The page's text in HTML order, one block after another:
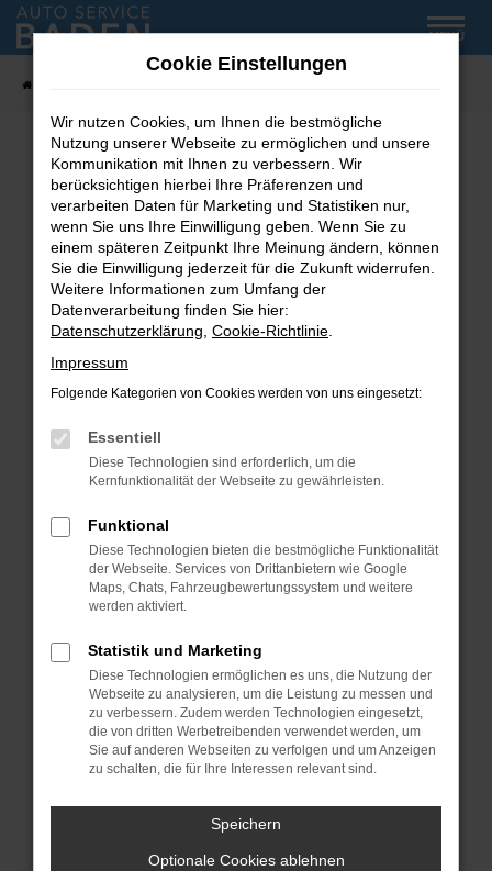
Zum
Hauptinhalt
MENÜ
Fehler: Network Error
Beim Laden ist ein Fehler aufgetreten.
Hier sind ein paar Tipps, die dir helfen können:
Überprüfe deine Firewall und deine
Internetverbindung.
Laden andere Webseiten, zum Beispiel deine
Suchmaschine?
Prüfe deine Browsererweiterungen.
können das Laden bestimmter Seiten
verhindern. Funktioniert die Seite in einem
Fenster?
Starte dein Gerät neu.
Das kann manchmal helfen, vorübergehende
Probleme zu beheben.
Betriebssystem auf dem neuesten Stand
sind.
Veraltete Software birgt nicht nur ein
Sicherheitsrisiko, sondern kann auch dazu
führen, dass bestimmte Funktionen nicht mehr
unterstützt werden.
Wende dich an den Webseitenbetreiber.
Wenn du alle oben genannten Schritte versucht
hast, kontaktiere uns bitte. Wir werden
Cookie Einstellungen
Wir nutzen Cookies, um Ihnen die bestmögliche
Nutzung unserer Webseite zu ermöglichen und unsere
Kommunikation mit Ihnen zu verbessern. Wir
berücksichtigen hierbei Ihre Präferenzen und
verarbeiten Daten für Marketing und Statistiken nur,
wenn Sie uns Ihre Einwilligung geben. Wenn Sie zu
einem späteren Zeitpunkt Ihre Meinung ändern, können
Sie die Einwilligung jederzeit für die Zukunft widerrufen.
Weitere Informationen zum Umfang der
Datenverarbeitung finden Sie hier:
Datenschutzerklärung Cookie-Richtlinie
Impressum
Folgende Kategorien von Cookies werden von uns eingesetzt:
Essentiell
Diese Technologien sind erforderlich, um die
Kernfunktionalität der Webseite zu gewährleisten.
Funktional
Diese Technologien bieten die bestmögliche Funktionalität
der Webseite. Services von Drittanbietern wie Google
Maps, Chats, Fahrzeugbewertungssystem und weitere
werden aktiviert.
Statistik und Marketing
Diese Technologien ermöglichen es uns, die Nutzung der
Webseite zu analysieren, um die Leistung zu messen und
zu verbessern. Zudem werden Technologien eingesetzt,
die von dritten Werbetreibenden verwendet werden, um
Sie auf anderen Webseiten zu verfolgen und um Anzeigen
zu schalten, die für Ihre Interessen relevant sind.
Speichern
Optionale Cookies ablehnen